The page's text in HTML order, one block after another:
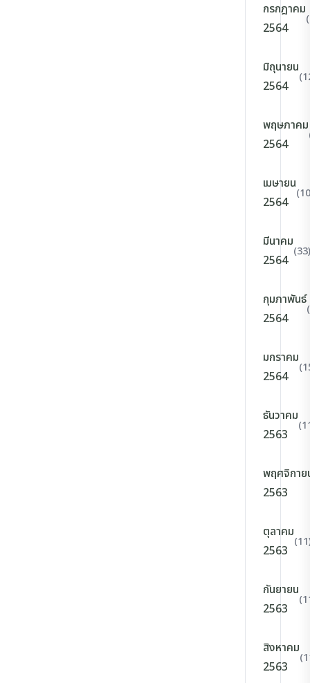
กรกฎาคม
2564
มิถุนายน
2564
พฤษภาคม
2564
เมษายน
2564
มีนาคม
2564
(33)
กุมภาพันธ์
2564
มกราคม
2564
ธันวาคม
2563
พฤศจิกาย
2563
ตุลาคม
2563
กันยายน
2563
สิงหาคม
2563